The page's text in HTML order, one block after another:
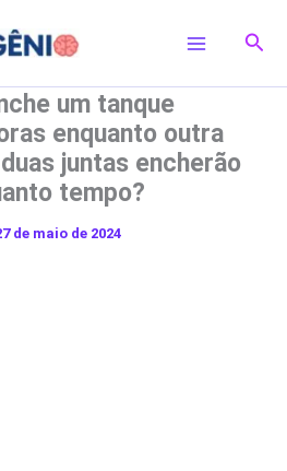
um tanque
enquanto outra
juntas encherão
tempo?
de maio de 2024